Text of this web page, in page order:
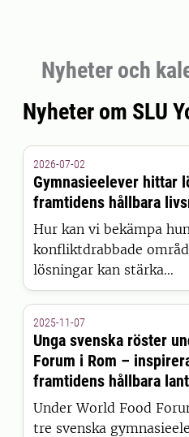
Nyheter och
Nyheter om SLU
2026-07-02
Gymnasieelever hittar
framtidens hållbara
Hur kan vi bekämpa
konfliktdrabbade
lösningar kan stärka
Malawi? Och kan
del av svaret på
Storbritannien?
2025-11-07
Unga svenska röster
Forum i Rom –
framtidens hållbara
Under World Food
tre svenska